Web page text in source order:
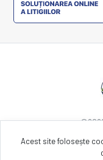
©
Site
Acest site folosește